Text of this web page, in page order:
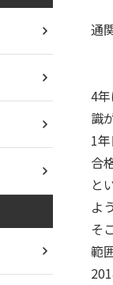
通
4
識
1
合
と
よ
そ
範